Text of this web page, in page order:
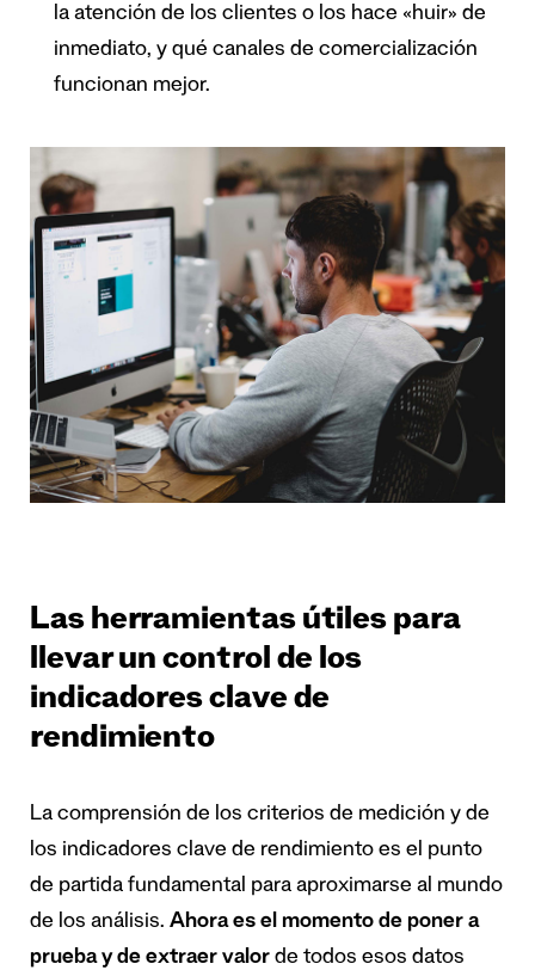
la atención de los clientes o los hace «huir» de
inmediato, y qué canales de comercialización
funcionan mejor.
Las herramientas útiles para
llevar un control de los
indicadores clave de
rendimiento
La comprensión de los criterios de medición y de
los indicadores clave de rendimiento es el punto
de partida fundamental para aproximarse al mundo
de los análisis. Ahora es el momento de poner a
prueba y de extraer valor de todos esos datos